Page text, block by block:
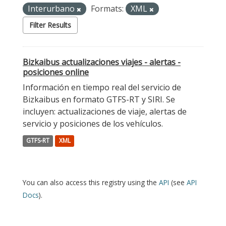
Interurbano
Formats: XML
Filter Results
Bizkaibus actualizaciones viajes - alertas -
posiciones online
Información en tiempo real del servicio de
Bizkaibus en formato GTFS-RT y SIRI. Se
incluyen: actualizaciones de viaje, alertas de
servicio y posiciones de los vehículos.
GTFS-RT XML
You can also access this registry using the API (see API
Docs).